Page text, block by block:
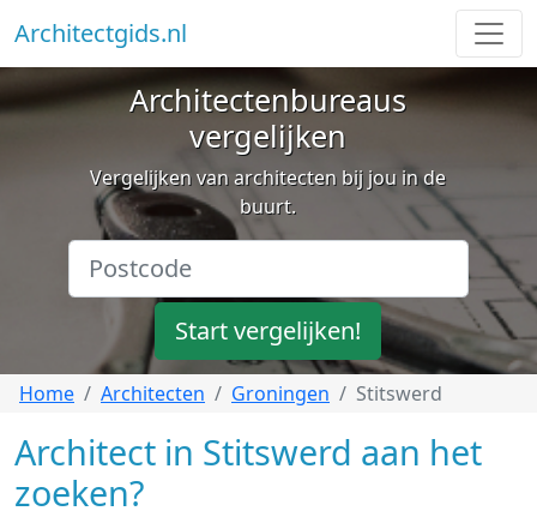
Architectgids.nl
Architectenbureaus
vergelijken
Vergelijken van architecten bij jou in de
buurt.
Start vergelijken!
Home Architecten Groningen Stitswerd
Architect in Stitswerd aan het
zoeken?